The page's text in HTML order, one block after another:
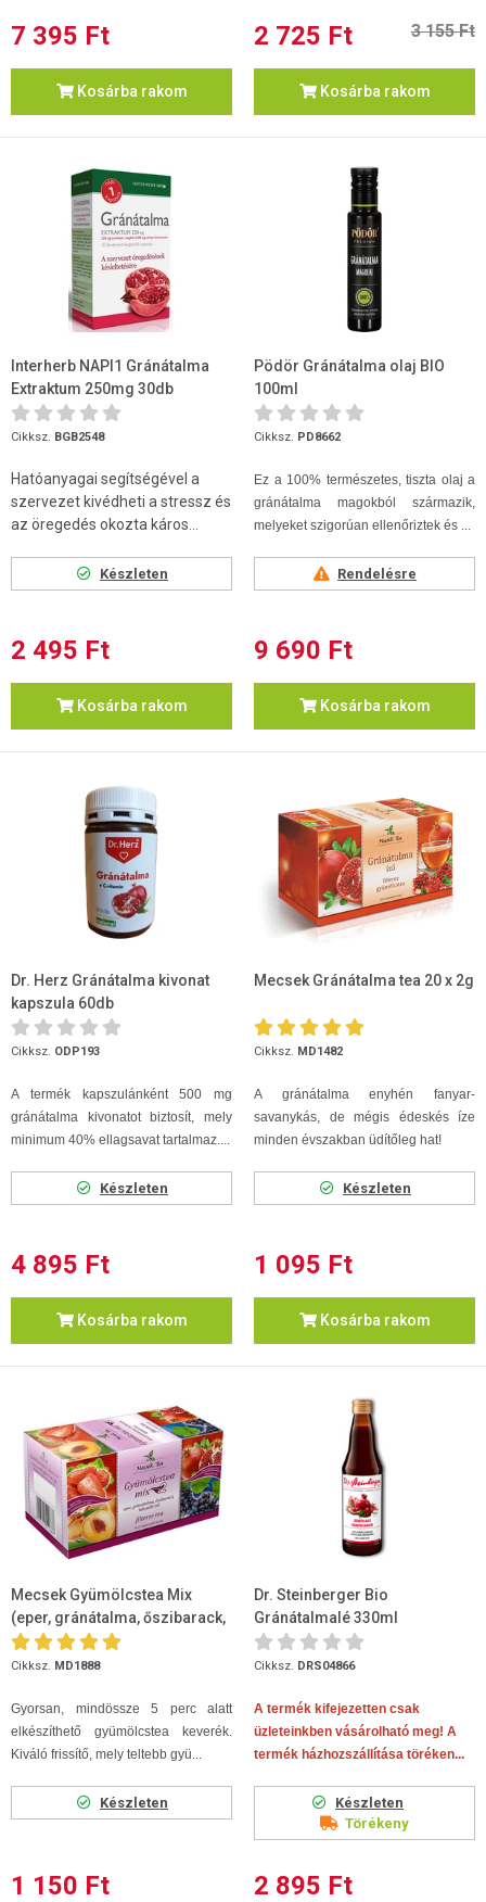
7 395 Ft
Kosárba rakom
2 725 Ft 3 155 Ft
Kosárba rakom
Interherb NAPI1 Gránátalma
Extraktum 250mg 30db
Cikksz. BGB2548
Hatóanyagai segítségével a
szervezet kivédheti a stressz és
az öregedés okozta káros...
Készleten
2 495 Ft
Kosárba rakom
Pödör Gránátalma olaj BIO
100ml
Cikksz. PD8662
Ez a 100% természetes, tiszta olaj a
gránátalma magokból származik,
melyeket szigorúan ellenőriztek és ...
Rendelésre
9 690 Ft
Kosárba rakom
Dr. Herz Gránátalma kivonat
kapszula 60db
Cikksz. ODP193
A termék kapszulánként 500 mg
gránátalma kivonatot biztosít, mely
minimum 40% ellagsavat tartalmaz....
Készleten
4 895 Ft
Kosárba rakom
Mecsek Gránátalma tea 20 x 2g
Cikksz. MD1482
A gránátalma enyhén fanyar-
savanykás, de mégis édeskés íze
minden évszakban üdítőleg hat!
Készleten
1 095 Ft
Kosárba rakom
Mecsek Gyümölcstea Mix
(eper, gránátalma, őszibarack,
kékszőlő) 4x5x2g
Cikksz. MD1888
Gyorsan, mindössze 5 perc alatt
elkészíthető gyümölcstea keverék.
Kiváló frissítő, mely teltebb gyü...
Készleten
1 150 Ft
Dr. Steinberger Bio
Gránátalmalé 330ml
Cikksz. DRS04866
A termék kifejezetten csak
üzleteinkben vásárolható meg! A
termék házhozszállítása töréken...
Készleten
Törékeny
2 895 Ft